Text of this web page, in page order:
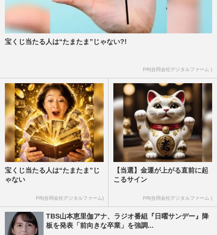
宝くじ当たる人は“たまたま”じゃない?!
PR(合同会社デジタルファーム )
宝くじ当たる人は“たまたま”じ
ゃない
PR(合同会社デジタルファーム)
【当選】金運が上がる直前に起
こるサイン
PR(合同会社デジタルファーム )
TBS山本恵里伽アナ、ラジオ番組『日曜サンデー』降
板を発表「前向きな卒業」を強調...